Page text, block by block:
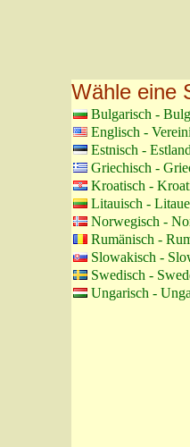
Wähle eine
Bulgarisch -
Englisch -
Estnisch - Estland
Griechisch -
Kroatisch -
Litauisch -
Norwegisch -
Rumänisch -
Slowakisch -
Swedisch -
Ungarisch -